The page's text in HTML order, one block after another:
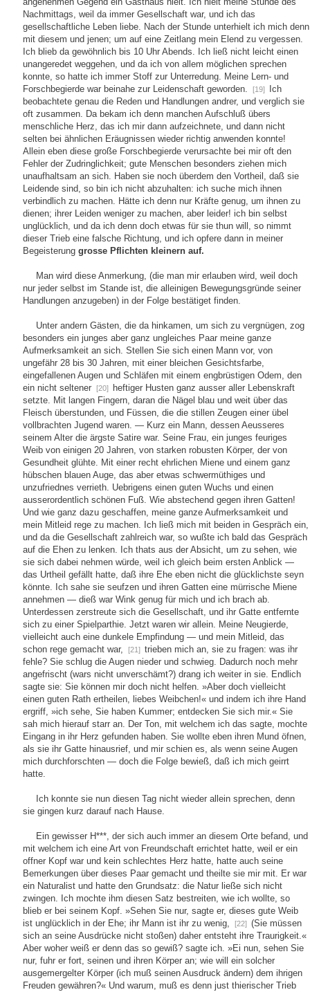
Nachmittags, weil da immer Gesellschaft war, und ich das
gesellschaftliche Leben liebe. Nach der Stunde unterhielt ich mich denn
mit diesem und jenen; um auf eine Zeitlang mein Elend zu vergessen.
Ich blieb da gewöhnlich bis 10 Uhr Abends. Ich ließ nicht leicht einen
unangeredet weggehen, und da ich von allem möglichen sprechen
konnte, so hatte ich immer Stoff zur Unterredung. Meine Lern- und
Forschbegierde war beinahe zur Leidenschaft geworden.
[19]
Ich
beobachtete genau die Reden und Handlungen andrer, und verglich sie
oft zusammen. Da bekam ich denn manchen Aufschluß übers
menschliche Herz, das ich mir dann aufzeichnete, und dann nicht
selten bei ähnlichen Eräugnissen wieder richtig anwenden konnte!
Allein eben diese große Forschbegierde verursachte bei mir oft den
Fehler der Zudringlichkeit; gute Menschen besonders ziehen mich
unaufhaltsam an sich. Haben sie noch überdem den Vortheil, daß sie
Leidende sind, so bin ich nicht abzuhalten: ich suche mich ihnen
verbindlich zu machen. Hätte ich denn nur Kräfte genug, um ihnen zu
dienen; ihrer Leiden weniger zu machen, aber leider! ich bin selbst
unglücklich, und da ich denn doch etwas für sie thun will, so nimmt
dieser Trieb eine falsche Richtung, und ich opfere dann in meiner
Begeisterung grosse Pflichten kleinern auf.
Man wird diese Anmerkung, (die man mir erlauben wird, weil doch
nur jeder selbst im Stande ist, die alleinigen Bewegungsgründe seiner
Handlungen anzugeben) in der Folge bestätiget finden.
Unter andern Gästen, die da hinkamen, um sich zu vergnügen, zog
besonders ein junges aber ganz ungleiches Paar meine ganze
Aufmerksamkeit an sich. Stellen Sie sich einen Mann vor, von
ungefähr 28 bis 30 Jahren, mit einer bleichen Gesichtsfarbe,
eingefallenen Augen und Schläfen mit einem engbrüstigen Odem, den
ein nicht seltener
[20]
heftiger Husten ganz ausser aller Lebenskraft
setzte. Mit langen Fingern, daran die Nägel blau und weit über das
Fleisch überstunden, und Füssen, die die stillen Zeugen einer übel
vollbrachten Jugend waren. — Kurz ein Mann, dessen Aeusseres
seinem Alter die ärgste Satire war. Seine Frau, ein junges feuriges
Weib von einigen 20 Jahren, von starken robusten Körper, der von
Gesundheit glühte. Mit einer recht ehrlichen Miene und einem ganz
hübschen blauen Auge, das aber etwas schwermüthiges und
unzufriednes verrieth. Uebrigens einen guten Wuchs und einen
ausserordentlich schönen Fuß. Wie abstechend gegen ihren Gatten!
Und wie ganz dazu geschaffen, meine ganze Aufmerksamkeit und
mein Mitleid rege zu machen. Ich ließ mich mit beiden in Gespräch ein,
und da die Gesellschaft zahlreich war, so wußte ich bald das Gespräch
auf die Ehen zu lenken. Ich thats aus der Absicht, um zu sehen, wie
sie sich dabei nehmen würde, weil ich gleich beim ersten Anblick —
das Urtheil gefällt hatte, daß ihre Ehe eben nicht die glücklichste seyn
könnte. Ich sahe sie seufzen und ihren Gatten eine mürrische Miene
annehmen — dieß war Wink genug für mich und ich brach ab.
Unterdessen zerstreute sich die Gesellschaft, und ihr Gatte entfernte
sich zu einer Spielparthie. Jetzt waren wir allein. Meine Neugierde,
vielleicht auch eine dunkele Empfindung — und mein Mitleid, das
schon rege gemacht war,
[21] trieben mich an, sie zu fragen: was ihr
fehle? Sie schlug die Augen nieder und schwieg. Dadurch noch mehr
angefrischt (wars nicht unverschämt?) drang ich weiter in sie. Endlich
sagte sie: Sie können mir doch nicht helfen. »Aber doch vielleicht
einen guten Rath ertheilen, liebes Weibchen!« und indem ich ihre Hand
ergriff, »ich sehe, Sie haben Kummer; entdecken Sie sich mir.« Sie
sah mich hierauf starr an. Der Ton, mit welchem ich das sagte, mochte
Eingang in ihr Herz gefunden haben. Sie wollte eben ihren Mund öfnen,
als sie ihr Gatte hinausrief, und mir schien es, als wenn seine Augen
mich durchforschten — doch die Folge bewieß, daß ich mich geirrt
hatte.
Ich konnte sie nun diesen Tag nicht wieder allein sprechen, denn
sie gingen kurz darauf nach Hause.
Ein gewisser H***, der sich auch immer an diesem Orte befand, und
mit welchem ich eine Art von Freundschaft errichtet hatte, weil er ein
offner Kopf war und kein schlechtes Herz hatte, hatte auch seine
Bemerkungen über dieses Paar gemacht und theilte sie mir mit. Er war
ein Naturalist und hatte den Grundsatz: die Natur ließe sich nicht
zwingen. Ich mochte ihm diesen Satz bestreiten, wie ich wollte, so
blieb er bei seinem Kopf. »Sehen Sie nur, sagte er, dieses gute Weib
ist unglücklich in der Ehe; ihr Mann ist ihr zu wenig,
[22] (Sie müssen
sich an seine Ausdrücke nicht stoßen) daher entsteht ihre Traurigkeit.«
Aber woher weiß er denn das so gewiß? sagte ich. »Ei nun, sehen Sie
nur, fuhr er fort, seinen und ihren Körper an; wie will ein solcher
ausgemergelter Körper (ich muß seinen Ausdruck ändern) dem ihrigen
Freuden gewähren?« Und warum, muß es denn just thierischer Trieb